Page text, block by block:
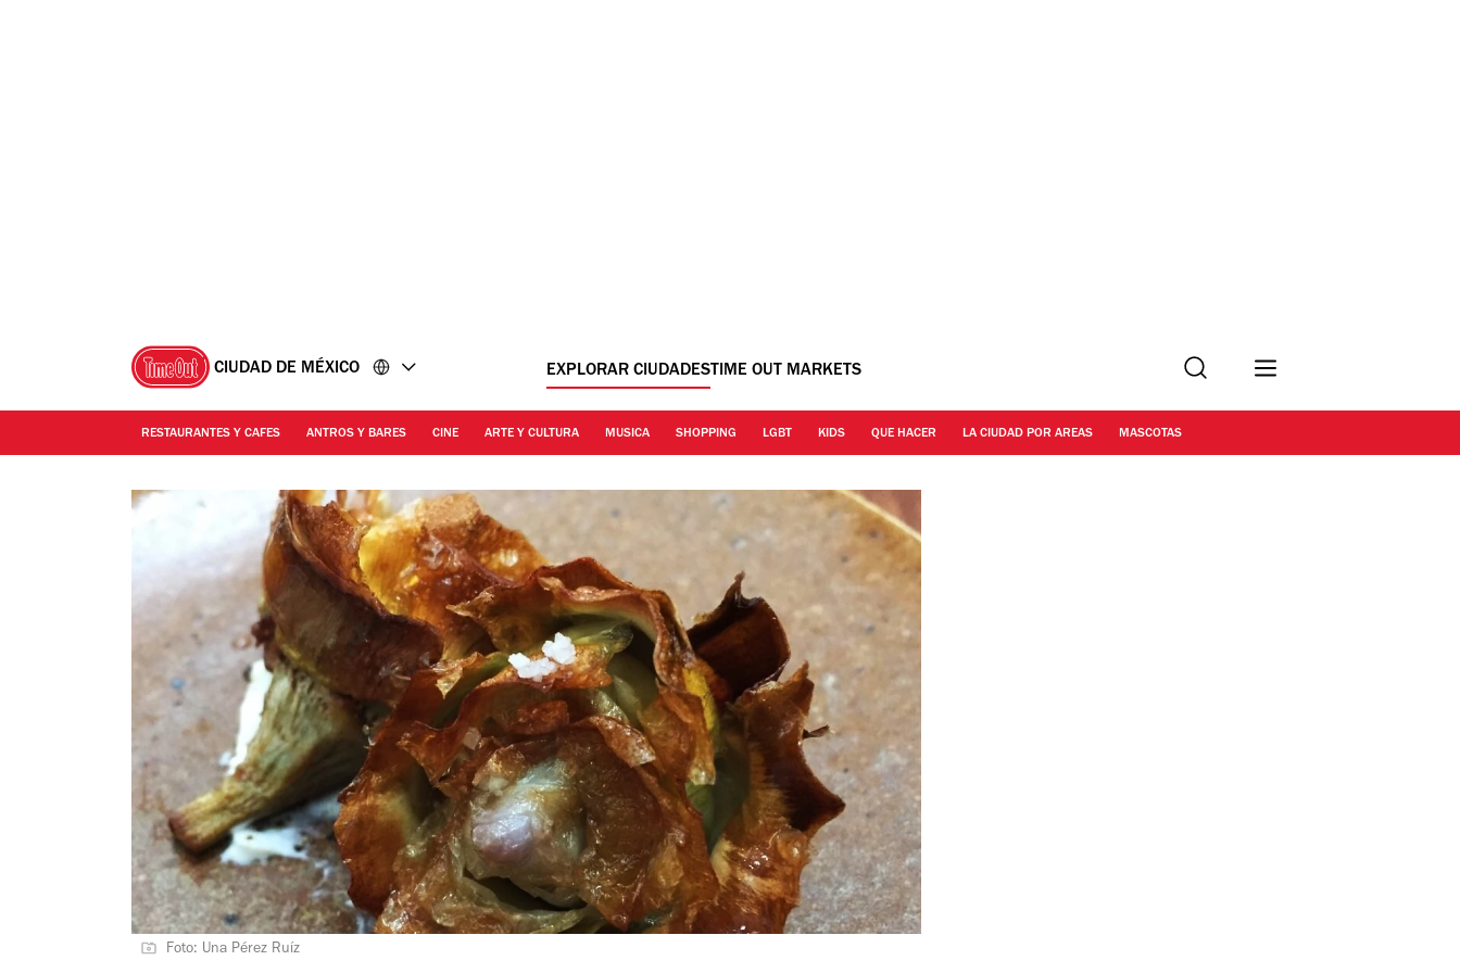
CIUDAD DE MÉXICO EXPLORAR CIUDADESTIME OUT MARKETS Buscar
RESTAURANTES Y CAFES ANTROS Y BARES CINE ARTE Y CULTURA MUSICA SHOPPING LGBT KIDS QUE HACER LA CIUDAD POR AREAS MASCOTAS
Foto: Una Pérez Ruíz